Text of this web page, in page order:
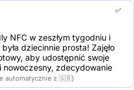
✅
NFC w zeszłym tygodniu i
dziecinnie prosta! Zajęło
aby udostępnić swoje
nowoczesny, zdecydowanie
automatycznie z 🇬🇧)